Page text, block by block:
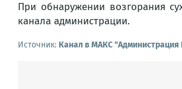
При обнаружении возгорания
канала администрации.
Источник: Канал в МАКС "Администрация